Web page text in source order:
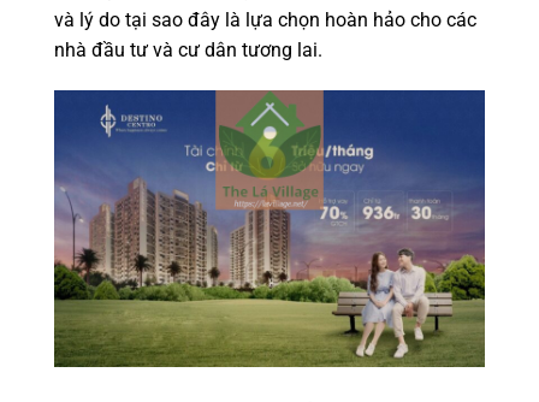
và lý do tại sao đây là lựa chọn hoàn hảo cho các
nhà đầu tư và cư dân tương lai.